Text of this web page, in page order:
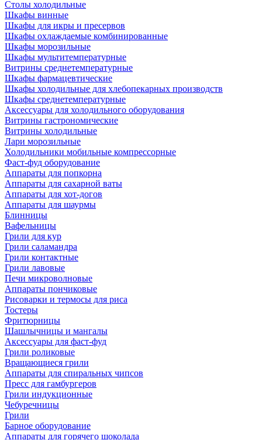
Столы холодильные
Шкафы винные
Шкафы для икры и пресервов
Шкафы охлаждаемые комбинированные
Шкафы морозильные
Шкафы мультитемпературные
Витрины среднетемпературные
Шкафы фармацевтические
Шкафы холодильные для хлебопекарных производств
Шкафы среднетемпературные
Аксессуары для холодильного оборудования
Витрины гастрономические
Витрины холодильные
Лари морозильные
Холодильники мобильные компрессорные
Фаст-фуд оборудование
Аппараты для попкорна
Аппараты для сахарной ваты
Аппараты для хот-догов
Аппараты для шаурмы
Блинницы
Вафельницы
Грили для кур
Грили саламандра
Грили контактные
Грили лавовые
Печи микроволновые
Аппараты пончиковые
Рисоварки и термосы для риса
Тостеры
Фритюрницы
Шашлычницы и мангалы
Аксессуары для фаст-фуд
Грили роликовые
Вращающиеся грили
Аппараты для спиральных чипсов
Пресс для гамбургеров
Грили индукционные
Чебуречницы
Грили
Барное оборудование
Аппараты для горячего шоколада